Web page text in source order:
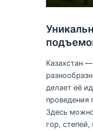
Казахстан
делает её
проведения
Здесь
гор,